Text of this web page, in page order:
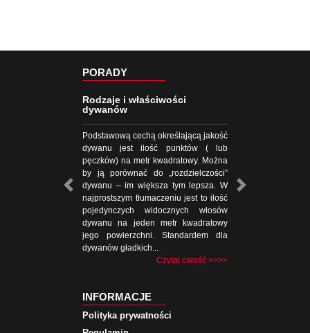
PORADY
Rodzaje i właściwości
dywanów
Podstawową cechą określającą jakość
dywanu jest ilość punktów ( lub
pęczków) na metr kwadratowy. Można
by ją porównać do „rozdzielczości”
dywanu – im większa tym lepsza. W
najprostszym tłumaczeniu jest to ilość
pojedynczych widocznych włosów
dywanu na jeden metr kwadratowy
jego powierzchni. Standardem dla
dywanów gładkich...
Czytaj całość >>>>
INFORMACJE
Polityka prywatności